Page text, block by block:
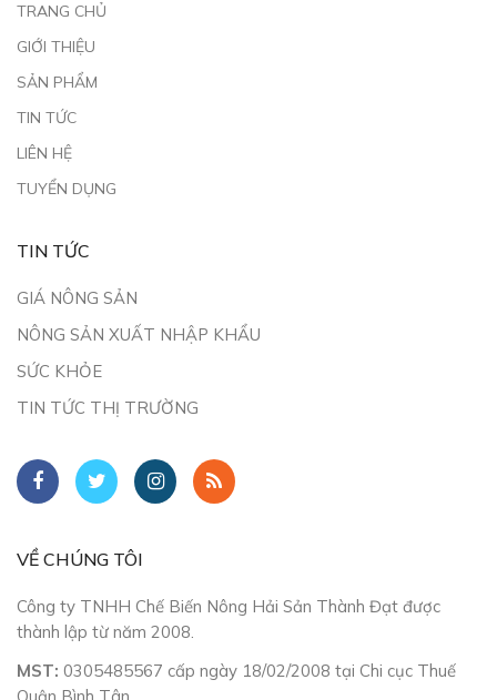
TRANG CHỦ
GIỚI THIỆU
SẢN PHẨM
TIN TỨC
LIÊN HỆ
TUYỂN DỤNG
TIN TỨC
GIÁ NÔNG SẢN
NÔNG SẢN XUẤT NHẬP KHẨU
SỨC KHỎE
TIN TỨC THỊ TRƯỜNG
VỀ CHÚNG TÔI
Công ty TNHH Chế Biến Nông Hải Sản Thành Đạt được
thành lập từ năm 2008.
MST: 0305485567 cấp ngày 18/02/2008 tại Chi cục Thuế